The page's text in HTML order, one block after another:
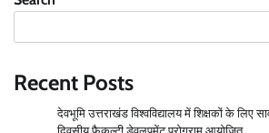
Recent Posts
देवभूमि उत्तराखंड विश्वविद्यालय में शिक्षकों के लिए